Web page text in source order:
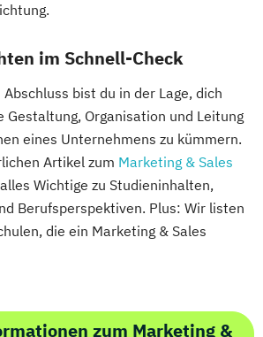
im Schnell-Check
bist du in der Lage, dich
Gestaltung, Organisation und Leitung
eines Unternehmens zu kümmern.
Artikel zum Marketing & Sales
Wichtige zu Studieninhalten,
Berufsperspektiven. Plus: Wir listen
die ein Marketing & Sales
zum Marketing &